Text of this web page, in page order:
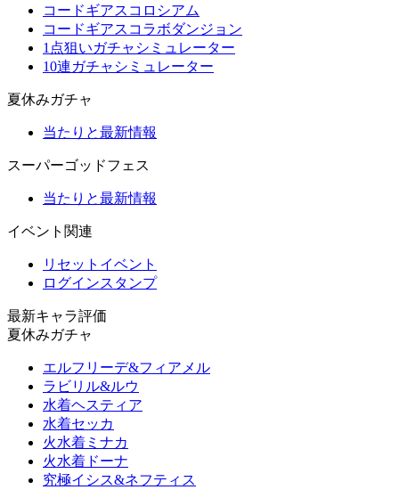
コードギアスコロシアム
コードギアスコラボダンジョン
1点狙いガチャシミュレーター
10連ガチャシミュレーター
夏休みガチャ
当たりと最新情報
スーパーゴッドフェス
当たりと最新情報
イベント関連
リセットイベント
ログインスタンプ
最新キャラ評価
夏休みガチャ
エルフリーデ&フィアメル
ラビリル&ルウ
水着ヘスティア
水着セッカ
火水着ミナカ
火水着ドーナ
究極イシス&ネフティス